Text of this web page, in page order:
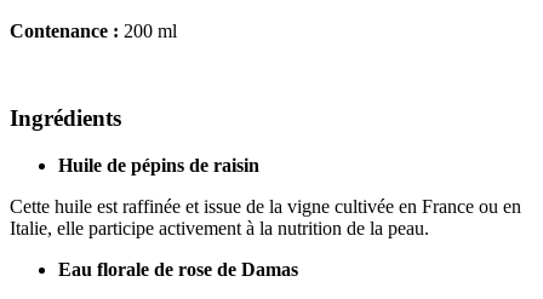
Contenance : 200 ml
Ingrédients
Huile de pépins de raisin
Cette huile est raffinée et issue de la vigne cultivée en France ou en
Italie, elle participe activement à la nutrition de la peau.
Eau florale de rose de Damas